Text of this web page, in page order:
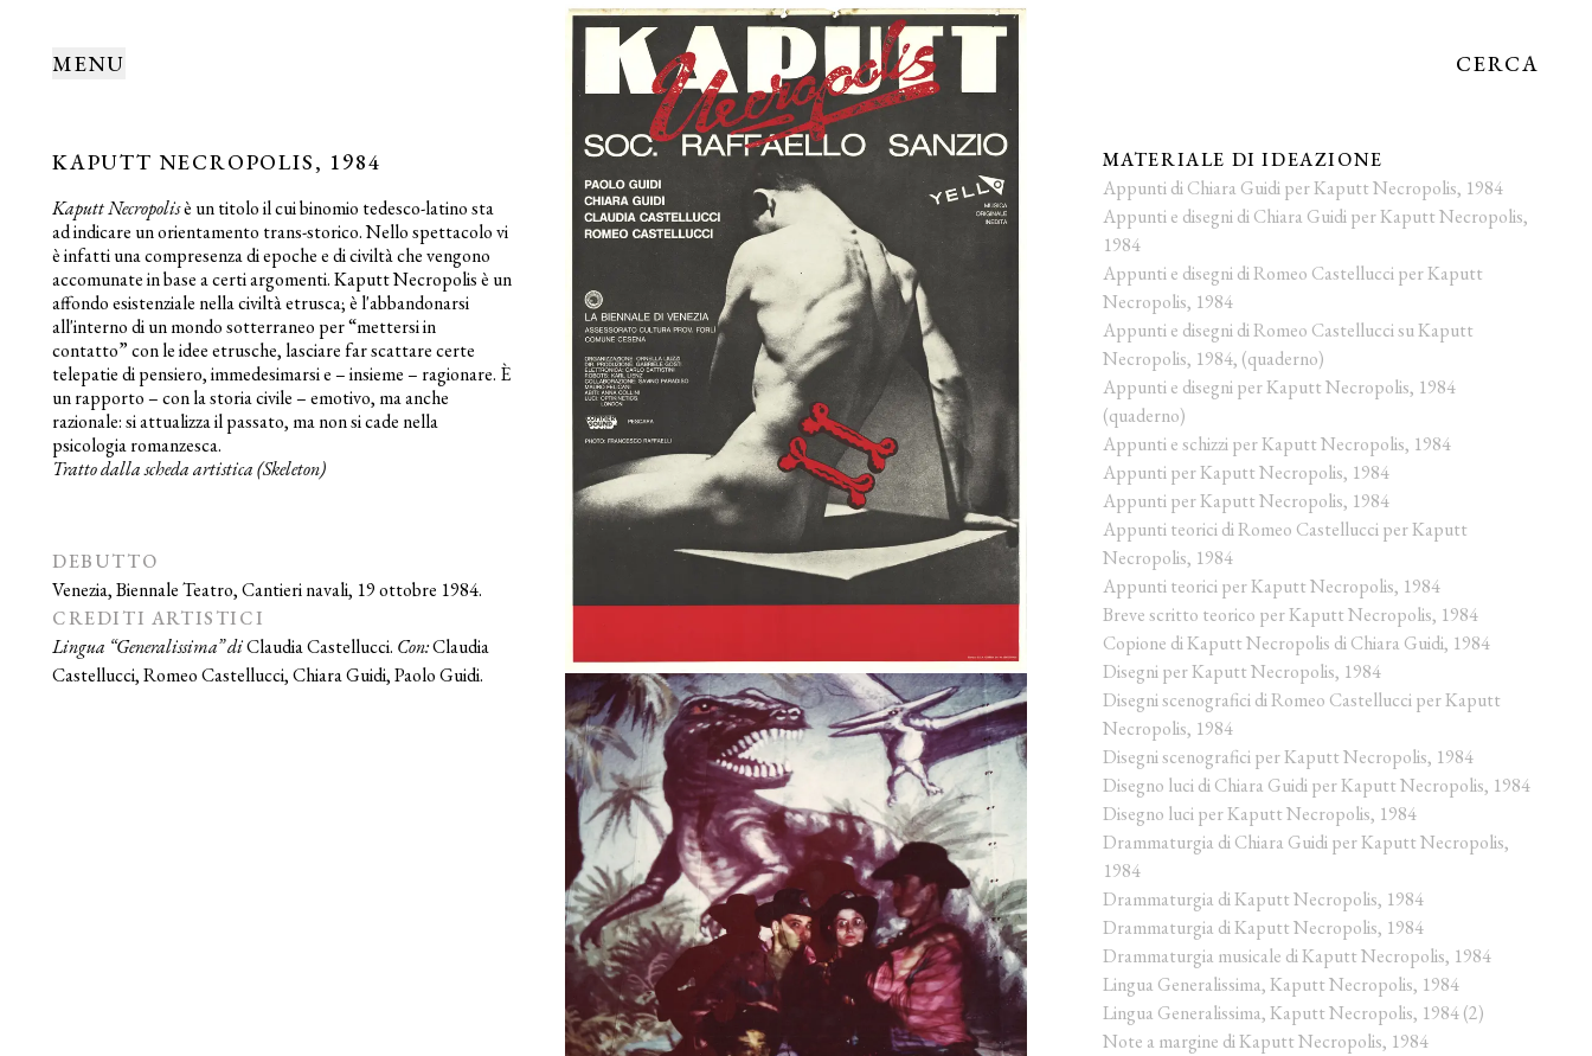
MENU CERCA
KAPUTT NECROPOLIS, 1984
Kaputt Necropolisè un titolo il cui binomio tedesco-latino sta
ad indicare un orientamento trans-storico. Nello spettacolo vi
è infatti una compresenza di epoche e di civiltà che vengono
accomunate in base a certi argomenti. Kaputt Necropolis è un
affondo esistenziale nella civiltà etrusca; è l'abbandonarsi
all'interno di un mondo sotterraneo per “mettersi in
contatto” con le idee etrusche, lasciare far scattare certe
telepatie di pensiero, immedesimarsi e – insieme – ragionare. È
un rapporto – con la storia civile – emotivo, ma anche
razionale: si attualizza il passato, ma non si cade nella
psicologia romanzesca.
Tratto dalla scheda artistica (Skeleton)
DEBUTTO
Venezia, Biennale Teatro, Cantieri navali, 19 ottobre 1984.
CREDITI ARTISTICI
Lingua “Generalissima” diClaudia Castellucci. Con:Claudia
Castellucci, Romeo Castellucci, Chiara Guidi, Paolo Guidi.
MATERIALE DI IDEAZIONE
Appunti di Chiara Guidi per Kaputt Necropolis, 1984
Appunti e disegni di Chiara Guidi per Kaputt Necropolis,
1984
Appunti e disegni di Romeo Castellucci per Kaputt
Necropolis, 1984
Appunti e disegni di Romeo Castellucci su Kaputt
Necropolis, 1984, (quaderno)
Appunti e disegni per Kaputt Necropolis, 1984
(quaderno)
Appunti e schizzi per Kaputt Necropolis, 1984
Appunti per Kaputt Necropolis, 1984
Appunti per Kaputt Necropolis, 1984
Appunti teorici di Romeo Castellucci per Kaputt
Necropolis, 1984
Appunti teorici per Kaputt Necropolis, 1984
Breve scritto teorico per Kaputt Necropolis, 1984
Copione di Kaputt Necropolis di Chiara Guidi, 1984
Disegni per Kaputt Necropolis, 1984
Disegni scenografici di Romeo Castellucci per Kaputt
Necropolis, 1984
Disegni scenografici per Kaputt Necropolis, 1984
Disegno luci di Chiara Guidi per Kaputt Necropolis, 1984
Disegno luci per Kaputt Necropolis, 1984
Drammaturgia di Chiara Guidi per Kaputt Necropolis,
1984
Drammaturgia di Kaputt Necropolis, 1984
Drammaturgia di Kaputt Necropolis, 1984
Drammaturgia musicale di Kaputt Necropolis, 1984
Lingua Generalissima, Kaputt Necropolis, 1984
Lingua Generalissima, Kaputt Necropolis, 1984 (2)
Note a margine di Kaputt Necropolis, 1984